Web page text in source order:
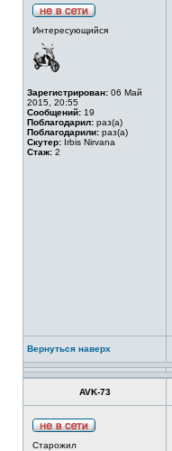
Интересующийся
Зарегистрирован: 06 Май
2015, 20:55
Сообщений: 19
Поблагодарил: раз(а)
Поблагодарили: раз(а)
Скутер: Irbis Nirvana
Стаж: 2
Вернуться наверх
AVK-73
Старожил